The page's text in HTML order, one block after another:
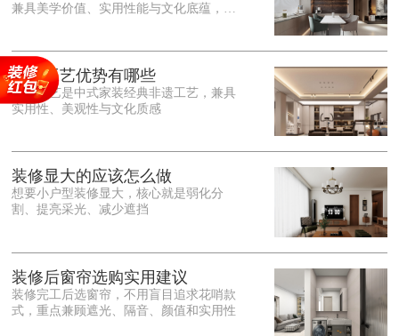
兼具美学价值、实用性能与文化底蕴，优
雕细琢的砖、木、石雕为特色，线条古朴
大气，意境悠远，自带东方中式雅致韵
味，耐看且不易过时。<o:p></o:p> 在工
艺品质上，徽派工艺遵循古法匠心工序，
保耐用，抗风化、耐腐蚀，使用
徽派工艺优势有哪些
徽派工艺是中式家装经典非遗工艺，兼具
实用性、美观性与文化质感
装修显大的应该怎么做
想要小户型装修显大，核心就是弱化分
割、提亮采光、减少遮挡
装修后窗帘选购实用建议
装修完工后选窗帘，不用盲目追求花哨款
式，重点兼顾遮光、隔音、颜值和实用性